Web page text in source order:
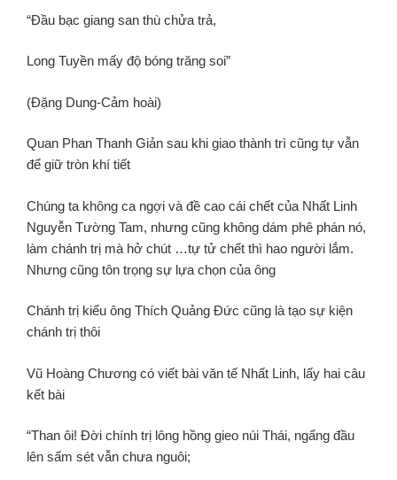
“Đầu bạc giang san thù chửa trả,
Long Tuyền mấy độ bóng trăng soi”
(Đặng Dung-Cảm hoài)
Quan Phan Thanh Giản sau khi giao thành trì cũng tự vẫn
để giữ tròn khí tiết
Chúng ta không ca ngợi và đề cao cái chết của Nhất Linh
Nguyễn Tường Tam, nhưng cũng không dám phê phán nó,
làm chánh trị mà hở chút …tự tử chết thì hao người lắm.
Nhưng cũng tôn trọng sự lựa chọn của ông
Chánh trị kiểu ông Thích Quảng Đức cũng là tạo sự kiện
chánh trị thôi
Vũ Hoàng Chương có viết bài văn tế Nhất Linh, lấy hai câu
kết bài
“Than ôi! Đời chính trị lông hồng gieo núi Thái, ngẩng đầu
lên sấm sét vẫn chưa nguôi;